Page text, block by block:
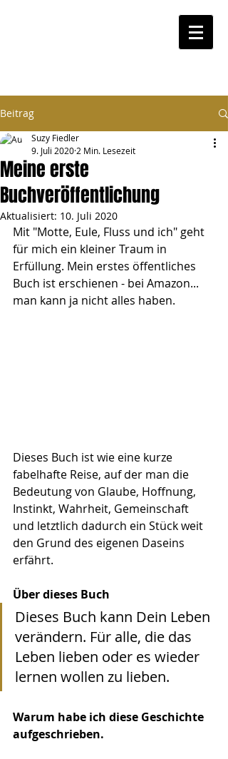
Beitrag
Meine erste
Buchveröffentlichung
Suzy Fiedler
9. Juli 2020 2 Min. Lesezeit
Aktualisiert: 10. Juli 2020
Mit "Motte, Eule, Fluss und ich" geht
für mich ein kleiner Traum in
Erfüllung. Mein erstes öffentliches
Buch ist erschienen - bei Amazon...
man kann ja nicht alles haben.
Dieses Buch ist wie eine kurze
fabelhafte Reise, auf der man die
Bedeutung von Glaube, Hoffnung,
Instinkt, Wahrheit, Gemeinschaft
und letztlich dadurch ein Stück weit
den Grund des eigenen Daseins
erfährt.
Über dieses Buch
Dieses Buch kann Dein Leben
verändern. Für alle, die das
Leben lieben oder es wieder
lernen wollen zu lieben.
Warum habe ich diese Geschichte
aufgeschrieben.